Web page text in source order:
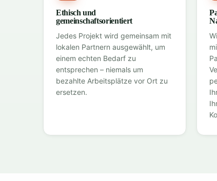
Ethisch und
gemeinschaftsorientiert
Jedes Projekt wird gemeinsam mit
lokalen Partnern ausgewählt, um
einem echten Bedarf zu
entsprechen – niemals um
bezahlte Arbeitsplätze vor Ort zu
ersetzen.